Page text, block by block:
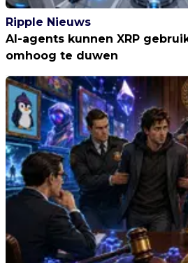
Ripple Nieuws
AI-agents kunnen XRP
omhoog te duwen